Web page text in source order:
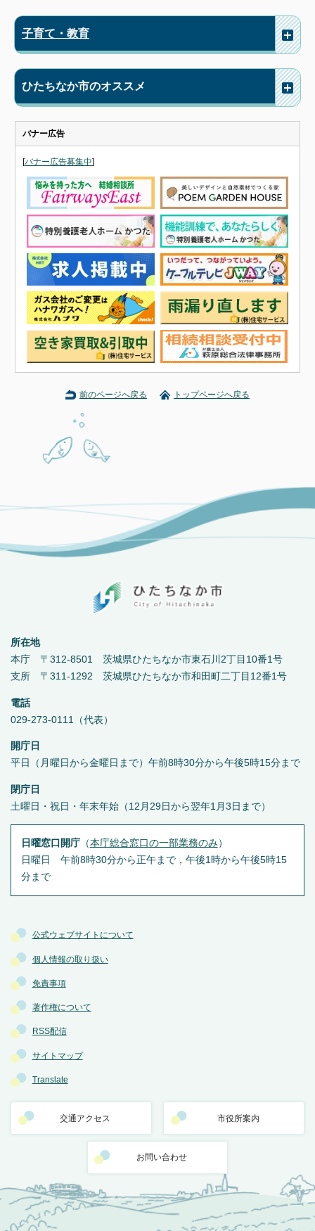
子育て・教育
ひたちなか市のオススメ
バナー広告
[バナー広告募集中]
前のページへ戻る トップページへ戻る
公式ウェブサイトについて
個人情報の取り扱い
免責事項
著作権について
RSS配信
サイトマップ
Translate
交通アクセス 市役所案内
お問い合わせ
所在地
本庁 〒312-8501 茨城県ひたちなか市東石川2丁目10番1号
支所 〒311-1292 茨城県ひたちなか市和田町二丁目12番1号
電話
029-273-0111（代表）
開庁日
平日（月曜日から金曜日まで）午前8時30分から午後5時15分まで
閉庁日
土曜日・祝日・年末年始（12月29日から翌年1月3日まで）
日曜窓口開庁（本庁総合窓口の一部業務のみ ）
日曜日 午前8時30分から正午まで，午後1時から午後5時15
分まで